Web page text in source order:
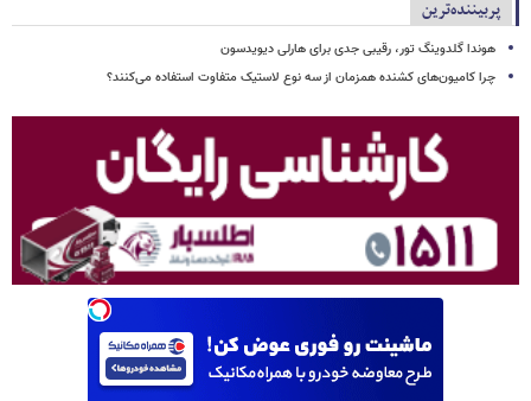
پربیننده‌ترین
هوندا گلدوینگ تور، رقیبی جدی برای هارلی دیویدسون
چرا کامیون‌های کشنده همزمان از سه نوع لاستیک متفاوت استفاده می‌کنند؟